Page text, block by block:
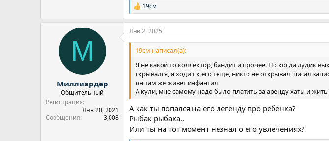
Р
е
а
к
ц
и
19см
М
Миллиардер
Общительный
Регистрация
Янв 20, 2021
Сообщения
3,008
Янв 2, 2025
19см написал(а):
Я не какой то коллектор, бандит и прочее. Но когда лудик
скрывался, я ходил к его теще, никто не открывал, писал
он там же живет инфантил.
А кули, мне самому надо было платить за аренду хаты и
А как ты попался на его легенду про ребенка?
Рыбак рыбака..
Или ты на тот момент незнал о его увлечениях?